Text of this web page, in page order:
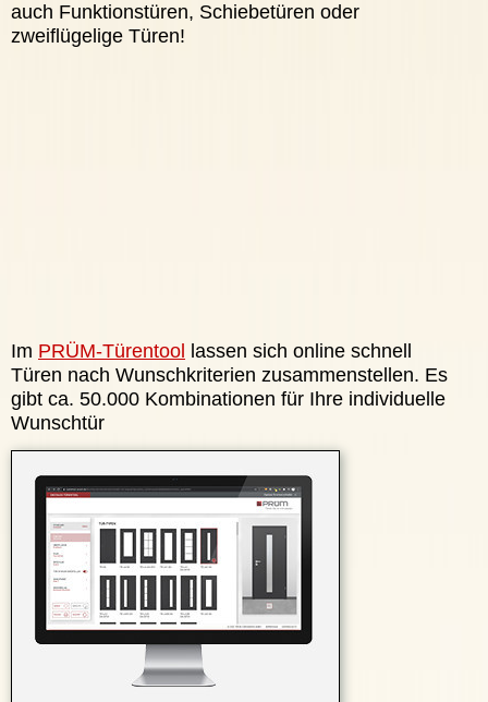
auch Funktionstüren, Schiebetüren oder
zweiflügelige Türen!
Im PRÜM-Türentool
lassen sich online schnell
Türen nach Wunschkriterien zusammenstellen. Es
gibt ca. 50.000 Kombinationen für Ihre individuelle
Wunschtür